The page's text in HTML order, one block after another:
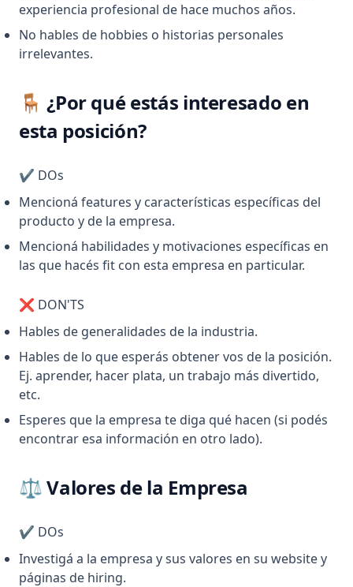
experiencia profesional de hace muchos años.
No hables de hobbies o historias personales
irrelevantes.
🪑 ¿Por qué estás interesado en
esta posición?
✔️ DOs
Mencioná features y características específicas del
producto y de la empresa.
Mencioná habilidades y motivaciones específicas en
las que hacés fit con esta empresa en particular.
❌ DON'TS
Hables de generalidades de la industria.
Hables de lo que esperás obtener vos de la posición.
Ej. aprender, hacer plata, un trabajo más divertido,
etc.
Esperes que la empresa te diga qué hacen (si podés
encontrar esa información en otro lado).
⚖️ Valores de la Empresa
✔️ DOs
Investigá a la empresa y sus valores en su website y
páginas de hiring.